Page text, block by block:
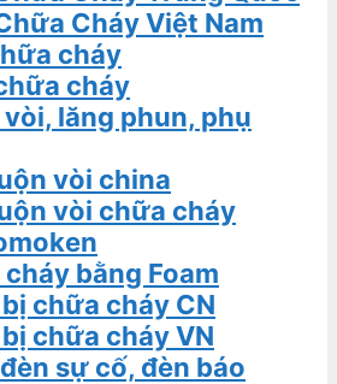
Cháy Việt Nam
cháy
cháy
lăng phun, phụ
vòi china
vòi chữa cháy
bằng Foam
chữa cháy CN
chữa cháy VN
sự cố, đèn báo